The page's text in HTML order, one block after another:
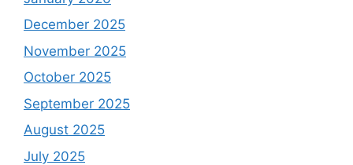
December 2025
November 2025
October 2025
September 2025
August 2025
July 2025